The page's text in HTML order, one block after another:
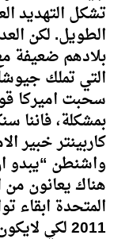
تشكل التهديد
الطويل. لكن
بلادهم ضعيفة
التي تملك
سحبت اميركا
بمشكلة،
كاربينتر خبير
واشنطن “يبدو
هناك يعانون من
المتحدة ابقاء
2011 لكي